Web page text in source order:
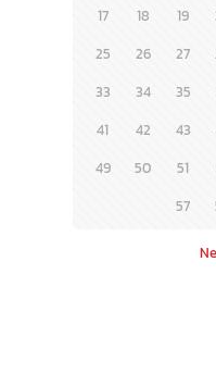
17
18 19
25
26 27
33
34 35
41
42 43
49
50 51
57